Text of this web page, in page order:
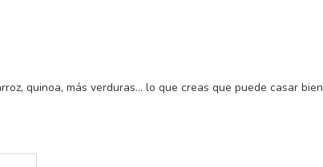
quinoa, más verduras… lo que creas que puede casar bien